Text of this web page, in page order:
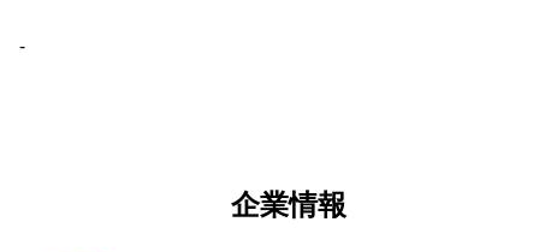
-
企業情報